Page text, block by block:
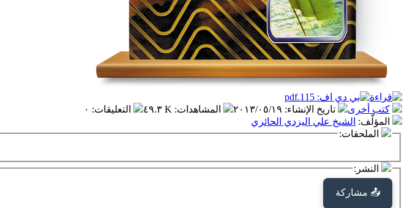
كتب أخرى تاريخ الإنشاء: ٢٠١٣/٠٥/١٩ المشاهدات: ٤٩.٣ K التعليقات: ٠
المؤلّف: الشيخ علي اليزدي الحائري
الملحقات:
النشر:
📤 مشاركة